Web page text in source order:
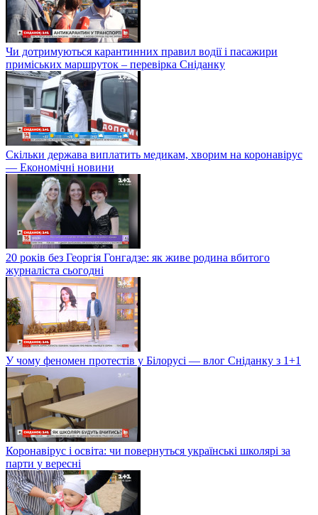
Чи дотримуються карантинних правил водії і пасажири
приміських маршруток – перевірка Сніданку
Скільки держава виплатить медикам, хворим на коронавірус
— Економічні новини
20 років без Георгія Гонгадзе: як живе родина вбитого
журналіста сьогодні
У чому феномен протестів у Білорусі — влог Сніданку з 1+1
Коронавірус і освіта: чи повернуться українські школярі за
парти у вересні